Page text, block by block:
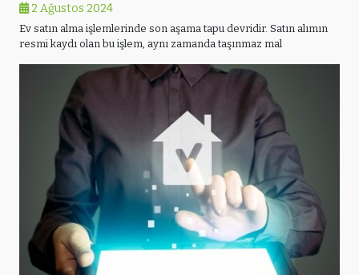
2 Ağustos 2024
Ev satın alma işlemlerinde son aşama tapu devridir. Satın alımın
resmi kaydı olan bu işlem, aynı zamanda taşınmaz mal